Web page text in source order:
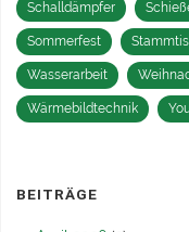
Schalldämpfer
Sommerfest
Wasserarbeit
Wärmebildtechnik
BEITRÄGE